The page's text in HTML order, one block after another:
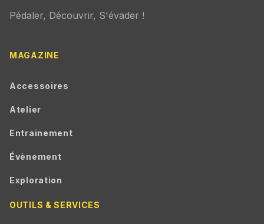
Pédaler, Découvrir, S'évader !
MAGAZINE
Accessoires
Atelier
Entrainement
Évènement
Exploration
OUTILS & SERVICES